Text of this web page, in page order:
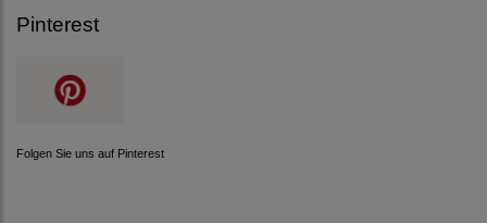
Pinterest
Folgen Sie uns auf Pinterest